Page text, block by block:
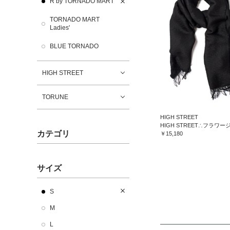
TORNADO MART
Ladies'
BLUE TORNADO
HIGH STREET
TORUNE
カテゴリ
サイズ
S
M
L
HIGH STREET
￥15,180